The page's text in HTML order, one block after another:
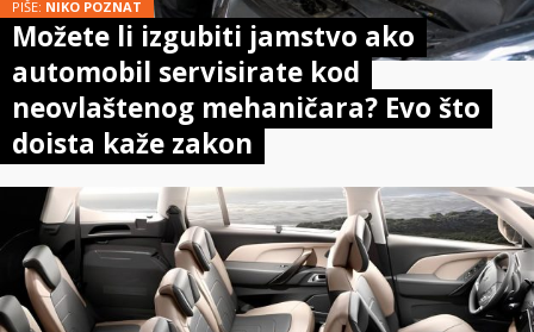
PIŠE: NIKO POZNAT
Možete li izgubiti jamstvo ako
automobil servisirate kod
neovlaštenog mehaničara? Evo što
doista kaže zakon